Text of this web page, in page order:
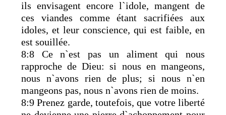
ils envisagent encore l`idole, mangent de
ces viandes comme étant sacrifiées aux
idoles, et leur conscience, qui est faible, en
est souillée.
8:8 Ce n`est pas un aliment qui nous
rapproche de Dieu: si nous en mangeons,
nous n`avons rien de plus; si nous n`en
mangeons pas, nous n`avons rien de moins.
8:9 Prenez garde, toutefois, que votre liberté